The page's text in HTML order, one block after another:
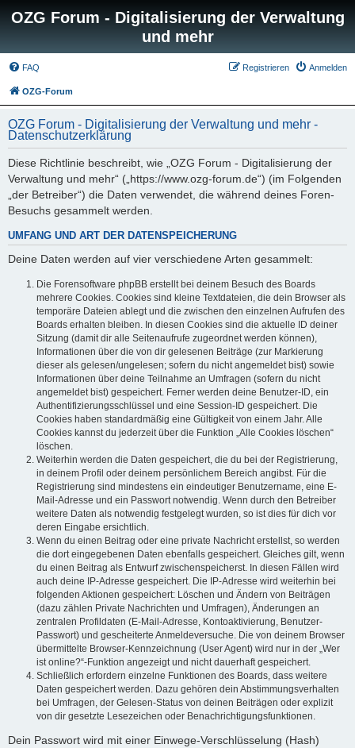
OZG Forum - Digitalisierung der Verwaltung
und mehr
FAQ Anmelden
Registrieren
OZG-Forum
OZG Forum - Digitalisierung der Verwaltung und mehr -
Datenschutzerklärung
Diese Richtlinie beschreibt, wie „OZG Forum - Digitalisierung der
Verwaltung und mehr“ („https://www.ozg-forum.de“) (im Folgenden
„der Betreiber“) die Daten verwendet, die während deines Foren-
Besuchs gesammelt werden.
UMFANG UND ART DER DATENSPEICHERUNG
Deine Daten werden auf vier verschiedene Arten gesammelt:
Die Forensoftware phpBB erstellt bei deinem Besuch des Boards
mehrere Cookies. Cookies sind kleine Textdateien, die dein Browser als
temporäre Dateien ablegt und die zwischen den einzelnen Aufrufen des
Boards erhalten bleiben. In diesen Cookies sind die aktuelle ID deiner
Sitzung (damit dir alle Seitenaufrufe zugeordnet werden können),
Informationen über die von dir gelesenen Beiträge (zur Markierung
dieser als gelesen/ungelesen; sofern du nicht angemeldet bist) sowie
Informationen über deine Teilnahme an Umfragen (sofern du nicht
angemeldet bist) gespeichert. Ferner werden deine Benutzer-ID, ein
Authentifizierungsschlüssel und eine Session-ID gespeichert. Die
Cookies haben standardmäßig eine Gültigkeit von einem Jahr. Alle
Cookies kannst du jederzeit über die Funktion „Alle Cookies löschen“
löschen.
Weiterhin werden die Daten gespeichert, die du bei der Registrierung,
in deinem Profil oder deinem persönlichem Bereich angibst. Für die
Registrierung sind mindestens ein eindeutiger Benutzername, eine E-
Mail-Adresse und ein Passwort notwendig. Wenn durch den Betreiber
weitere Daten als notwendig festgelegt wurden, so ist dies für dich vor
deren Eingabe ersichtlich.
Wenn du einen Beitrag oder eine private Nachricht erstellst, so werden
die dort eingegebenen Daten ebenfalls gespeichert. Gleiches gilt, wenn
du einen Beitrag als Entwurf zwischenspeicherst. In diesen Fällen wird
auch deine IP-Adresse gespeichert. Die IP-Adresse wird weiterhin bei
folgenden Aktionen gespeichert: Löschen und Ändern von Beiträgen
(dazu zählen Private Nachrichten und Umfragen), Änderungen an
zentralen Profildaten (E-Mail-Adresse, Kontoaktivierung, Benutzer-
Passwort) und gescheiterte Anmeldeversuche. Die von deinem Browser
übermittelte Browser-Kennzeichnung (User Agent) wird nur in der „Wer
ist online?“-Funktion angezeigt und nicht dauerhaft gespeichert.
Schließlich erfordern einzelne Funktionen des Boards, dass weitere
Daten gespeichert werden. Dazu gehören dein Abstimmungsverhalten
bei Umfragen, der Gelesen-Status von deinen Beiträgen oder explizit
von dir gesetzte Lesezeichen oder Benachrichtigungsfunktionen.
Dein Passwort wird mit einer Einwege-Verschlüsselung (Hash)